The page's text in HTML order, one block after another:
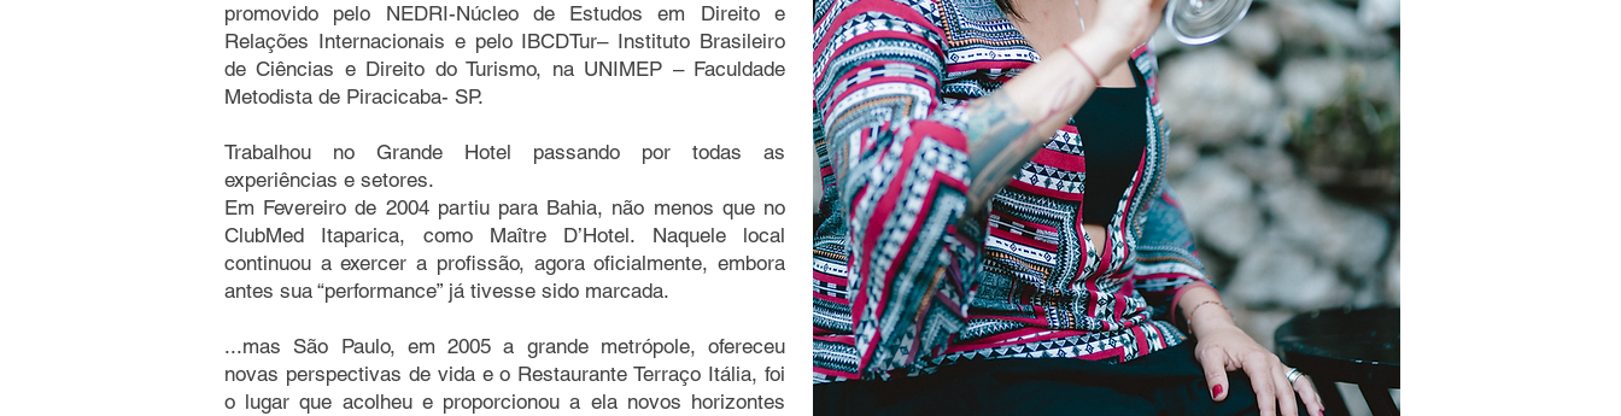
promovido pelo NEDRI-Núcleo de Estudos em Direito e
Relações Internacionais e pelo IBCDTur– Instituto Brasileiro
de Ciências e Direito do Turismo, na UNIMEP – Faculdade
Metodista de Piracicaba- SP.
Trabalhou no Grande Hotel passando por todas as
experiências e setores.
Em Fevereiro de 2004 partiu para Bahia, não menos que no
ClubMed Itaparica, como Maître D’Hotel. Naquele local
continuou a exercer a profissão, agora oficialmente, embora
antes sua “performance” já tivesse sido marcada.
...mas São Paulo, em 2005 a grande metrópole, ofereceu
novas perspectivas de vida e o Restaurante Terraço Itália, foi
o lugar que acolheu e proporcionou a ela novos horizontes